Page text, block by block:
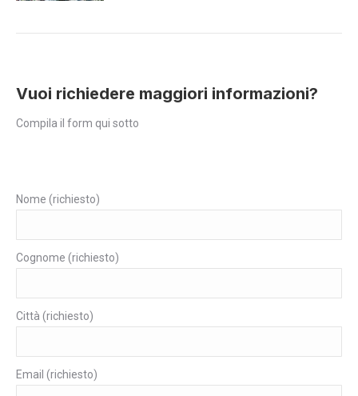
Vuoi richiedere maggiori informazioni?
Compila il form qui sotto
Nome (richiesto)
Cognome (richiesto)
Città (richiesto)
Email (richiesto)